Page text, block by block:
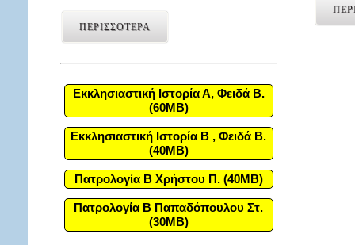
ΠΕΡΙΣΣΟΤΕΡΑ
Εκκλησιαστική Ιστορία Α, Φειδά Β.
(60MB)
Εκκλησιαστική Ιστορία Β , Φειδά Β.
(40MB)
Πατρολογία Β Χρήστου Π. (40MB)
Πατρολογία Β Παπαδόπουλου Στ.
(30MB)